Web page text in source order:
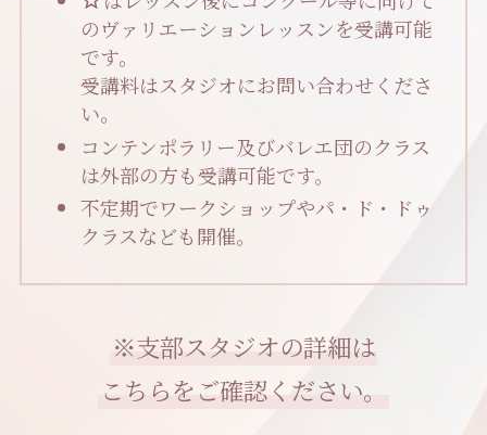
のヴァリエーションレッスンを受講可能
です。
受講料はスタジオにお問い合わせくださ
い。
コンテンポラリー及びバレエ団のクラス
は外部の方も受講可能です。
不定期でワークショップやパ・ド・ドゥ
クラスなども開催。
※支部スタジオの詳細は
こちらをご確認ください。